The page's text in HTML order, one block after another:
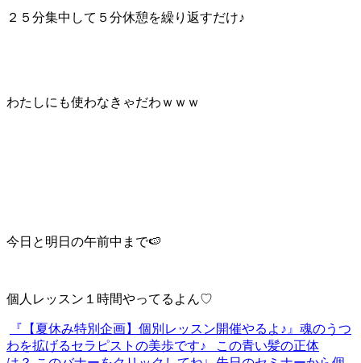
２５分集中して５分休憩を繰り返すだけ♪
わたしにも使わなきゃだわｗｗｗ
今日と明日の午前中まで🍉
個人レッスン１時間やってるよん♡
『【夏休み特別企画】個別レッスン開催やるよ♪』 魂のうつ
わを拡げるセラピストの美歩です♪ この青い髪の正体